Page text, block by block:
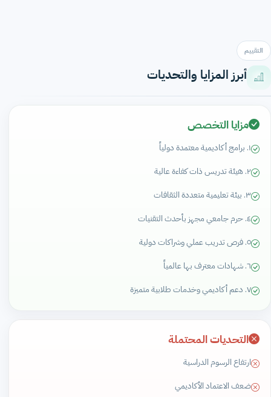
التقييم
أبرز المزايا والتحديات
مزايا التخصص
١. برامج أكاديمية معتمدة دولياً
٢. هيئة تدريس ذات كفاءة عالية
٣. بيئة تعليمية متعددة الثقافات
٤. حرم جامعي مجهز بأحدث التقنيات
٥. فرص تدريب عملي وشراكات دولية
٦. شهادات معترف بها عالمياً
٧. دعم أكاديمي وخدمات طلابية متميزة
التحديات المحتملة
ارتفاع الرسوم الدراسية
ضعف الاعتماد الأكاديمي